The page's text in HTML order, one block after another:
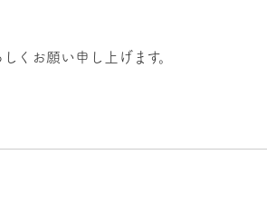
くお願い申し上げます。